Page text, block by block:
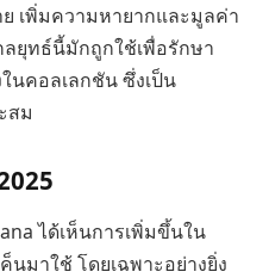
เพิ่มความหายากและมูลค่า
ยุทธ์นี้มักถูกใช้เพื่อรักษา
นคอลเลกชัน ซึ่งเป็น
สม
ได้เห็นการเพิ่มขึ้นใน
นมาใช้ โดยเฉพาะอย่างยิ่ง